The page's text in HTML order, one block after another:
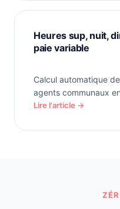
Heures sup, nuit,
paie variable
Calcul automatique
agents communaux
Lire l'article →